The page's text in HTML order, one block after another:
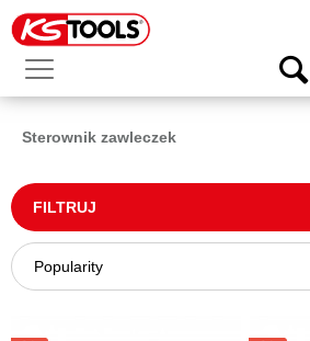
Sterownik zawleczek
FILTRUJ